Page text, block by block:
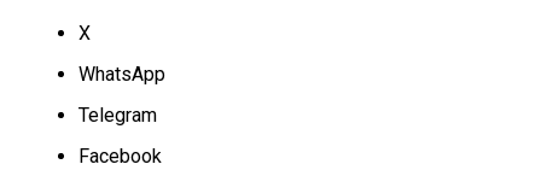
X
WhatsApp
Telegram
Facebook